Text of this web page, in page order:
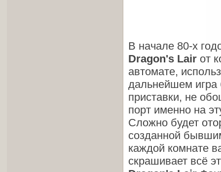
В начале 80-х
Dragon's Lair от
автомате,
дальнейшем игра
приставки, не
порт именно на
Сложно будет
созданной
каждой комнате
скрашивает всё